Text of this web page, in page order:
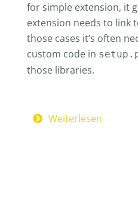
for simple extension, it
extension needs to link
those cases it’s often
custom code in
those libraries.
Weiterlesen